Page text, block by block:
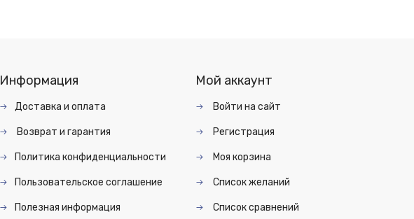
Информация
Доставка и оплата
Возврат и гарантия
Политика конфиденциальности
Пользовательское соглашение
Полезная информация
Мой аккаунт
Войти на сайт
Регистрация
Моя корзина
Список желаний
Список сравнений